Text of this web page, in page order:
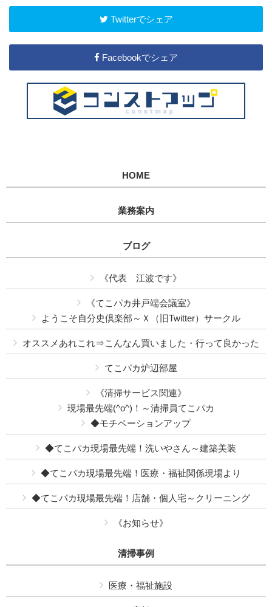
Twitterでシェア
Facebookでシェア
HOME
業務案内
ブログ
《代表 江波です》
《てこパカ井戸端会議室》
ようこそ自分史倶楽部～Ｘ（旧Twitter）サークル
オススメあれこれ⇒こんなん買いました・行って良かった
てこパカ炉辺部屋
《清掃サービス関連》
現場最先端(^o^)！～清掃員てこパカ
◆モチベーションアップ
◆てこパカ現場最先端！洗いやさん～建築美装
◆てこパカ現場最先端！医療・福祉関係現場より
◆てこパカ現場最先端！店舗・個人宅～クリーニング
《お知らせ》
清掃事例
医療・福祉施設